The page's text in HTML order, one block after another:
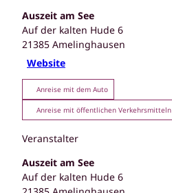
Auszeit am See
Auf der kalten Hude 6
21385 Amelinghausen
Website
Anreise mit dem Auto
Anreise mit öffentlichen Verkehrsmitteln
Veranstalter
Auszeit am See
Auf der kalten Hude 6